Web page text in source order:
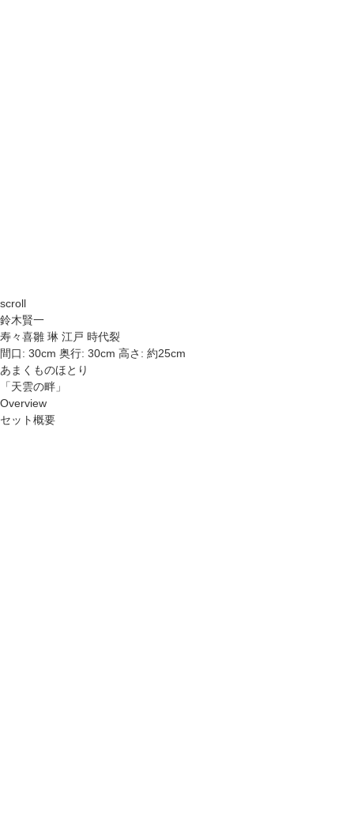
scroll
鈴木賢一
寿々喜雛 琳 江戸 時代裂
間口: 30cm 奥行: 30cm 高さ: 約25cm
あまくものほとり
「天雲の畔」
Overview
セット概要